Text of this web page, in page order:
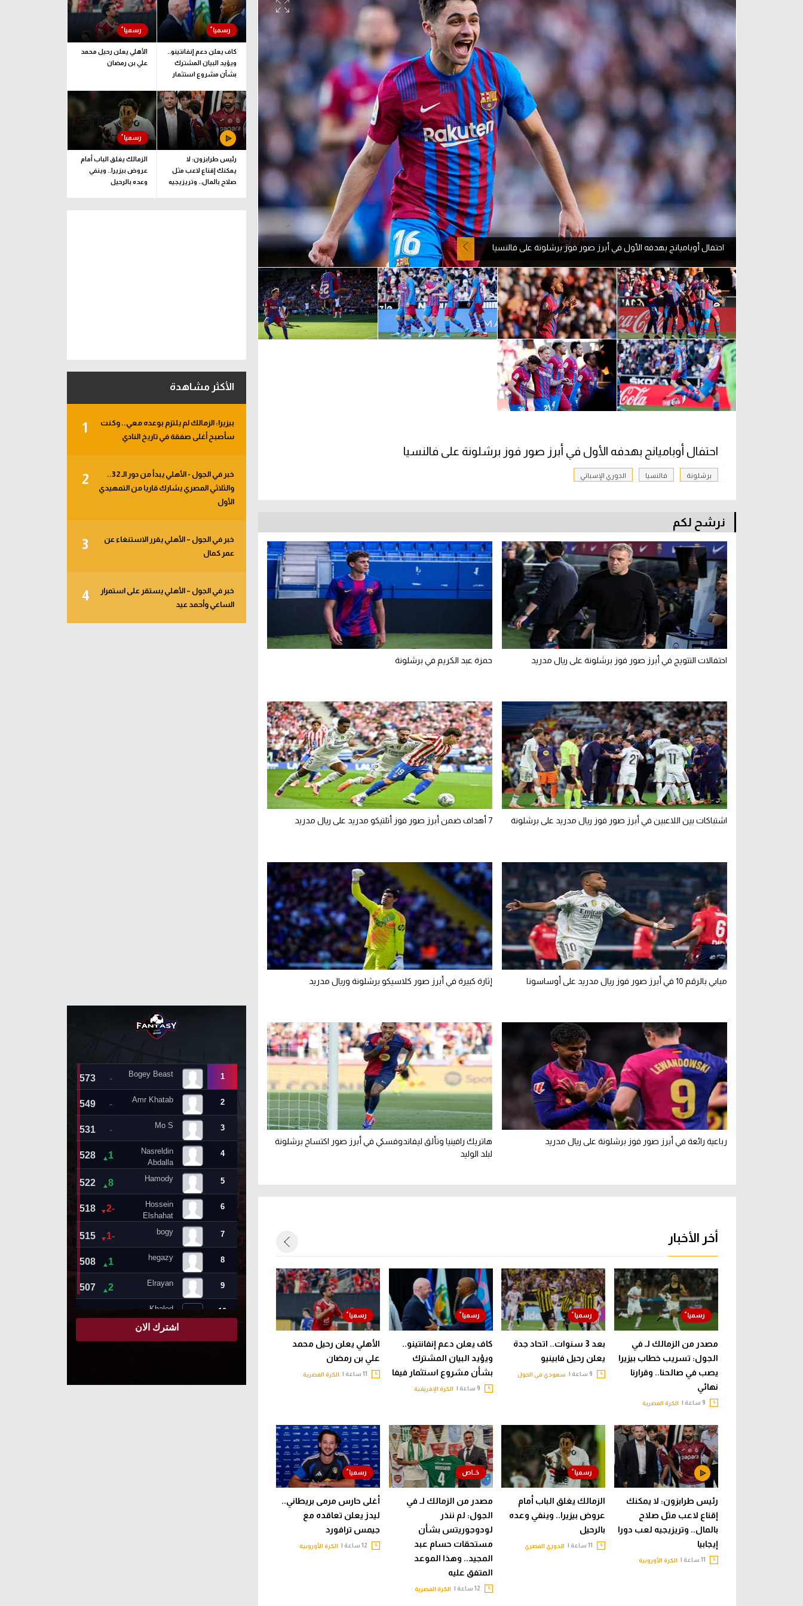
آراء حرة
ركن الألعاب
الدوري السعودي للمحترفين
دوري أبطال أوروبا
دوري أبطال إفريقيا
كل البطولات
دوري أبطال أوروبا
القسم الثاني
رياضات أخرى
ركن الألعاب
احتفال أوباميانج بهدفه الأول في أبرز صور فوز برشلونة على فالنسيا
احتفال أوباميانج بهدفه الأول في أبرز صور فوز برشلونة على فالنسيا
برشلونة فالنسيا الدوري الإسباني
نرشح لكم
احتفالات التتويج في أبرز صور فوز برشلونة على ريال مدريد حمزة عبد الكريم في برشلونة
اشتباكات بين اللاعبين في أبرز صور فوز ريال مدريد على برشلونة 7 أهداف ضمن أبرز صور فوز أتلتيكو مدريد على ريال مدريد
مبابي بالرقم 10 في أبرز صور فوز ريال مدريد على أوساسونا إثارة كبيرة في أبرز صور كلاسيكو برشلونة وريال مدريد
رباعية رائعة في أبرز صور فوز برشلونة على ريال مدريد
هاتريك رافينيا وتألق ليفاندوفسكي في أبرز صور اكتساح برشلونة
لبلد الوليد
أخر الأخبار
مصدر من الزمالك لـ في
الجول: تسريب خطاب بيزيرا
يصب في صالحنا.. وقرارنا
نهائي
الكرة المصرية
بعد 3 سنوات.. اتحاد جدة
يعلن رحيل فابينيو
سعودي في الجول
كاف يعلن دعم إنفانتينو..
ويؤيد البيان المشترك
بشأن مشروع استثمار فيفا
الكرة الإفريقية
الأهلي يعلن رحيل محمد
علي بن رمضان
الكرة المصرية
رئيس طرابزون: لا يمكنك
إقناع لاعب مثل صلاح
بالمال.. وتريزيجيه لعب دورا
إيجابيا
الكرة الأوروبية
الزمالك يغلق الباب أمام
عروض بيزيرا.. وينفي وعده
بالرحيل
الدوري المصري
مصدر من الزمالك لـ في
الجول: لم ننذر
لودوجوريتس بشأن
مستحقات حسام عبد
المجيد.. وهذا الموعد
المتفق عليه
الكرة المصرية
أغلى حارس مرمى بريطاني..
ليدز يعلن تعاقده مع
جيمس ترافورد
الكرة الأوروبية
كاف يعلن دعم إنفانتينو..
ويؤيد البيان المشترك
بشأن مشروع استثمار
الأهلي يعلن رحيل محمد
علي بن رمضان
رئيس طرابزون: لا
يمكنك إقناع لاعب مثل
صلاح بالمال.. وتريزيجيه
الزمالك يغلق الباب أمام
عروض بيزيرا.. وينفي
وعده بالرحيل
الأكثر مشاهدة
1
بيزيرا: الزمالك لم يلتزم بوعده معي.. وكنت
سأصبح أغلى صفقة في تاريخ النادي
2
خبر في الجول - الأهلي يبدأ من دور الـ 32..
والثلاثي المصري يشارك قاريا من التمهيدي
الأول
3
خبر في الجول – الأهلي يقرر الاستنغاء عن
عمر كمال
4
خبر في الجول – الأهلي يستقر على استمرار
الساعي وأحمد عيد